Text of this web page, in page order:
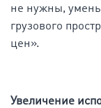
не нужны,
грузового
цен».
Увеличение